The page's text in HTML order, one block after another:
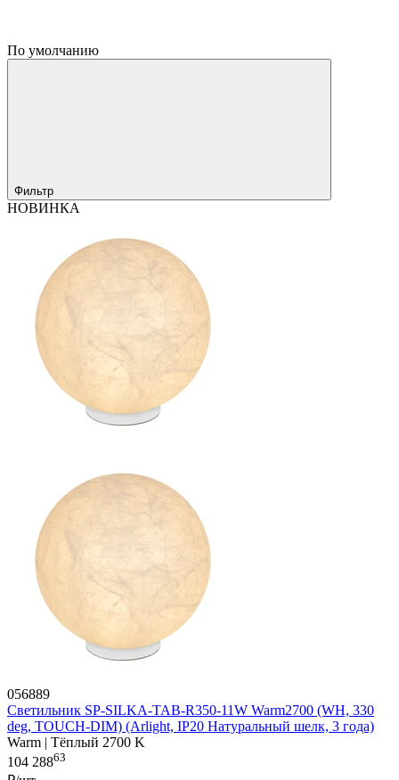
По умолчанию
Фильтр
НОВИНКА
056889
Светильник SP-SILKA-TAB-R350-11W Warm2700 (WH, 330
deg, TOUCH-DIM) (Arlight, IP20 Натуральный шелк, 3 года)
Warm | Тёплый 2700 K
104 28863